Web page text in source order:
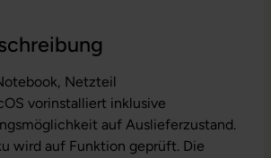
Netzteil
vorinstalliert inklusive
auf Auslieferzustand.
wird auf Funktion geprüft. Die